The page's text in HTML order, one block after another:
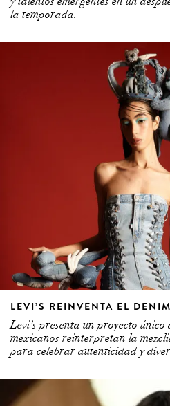
la temporada.
LEVI’S REINVENTA EL
Levi’s presenta un proyecto único
mexicanos reinterpretan la
para celebrar autenticidad y